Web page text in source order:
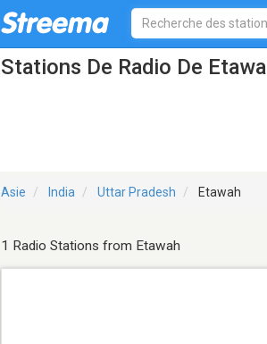
Stations De Radio De
Asie India Uttar Pradesh Etawah
1 Radio Stations from Etawah